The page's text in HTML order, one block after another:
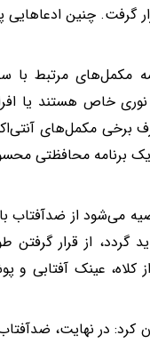
چنین ادعاهایی
همه مکمل‌های مرتبط
خاص هستند یا
مکمل‌های
یک برنامه محافظتی
گردد، از قرار گرفتن
کلاه، عینک آفتابی
کرد: در نهایت،